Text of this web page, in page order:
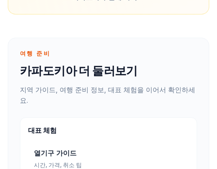
여행 준비
카파도키아 더 둘러보기
지역 가이드, 여행 준비 정보, 대표 체험을 이어서 확인하세
요.
대표 체험
열기구 가이드
시간, 가격, 취소 팁